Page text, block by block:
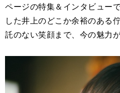
ページの特集＆インタビュー
した井上のどこか余裕のある
託のない笑顔まで、今の魅力